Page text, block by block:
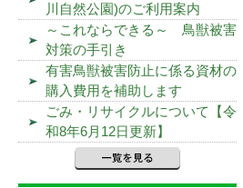
川自然公園)のご利用案内
～これならできる～ 鳥獣被害
対策の手引き
有害鳥獣被害防止に係る資材の
購入費用を補助します
ごみ・リサイクルについて【令
和8年6月12日更新】